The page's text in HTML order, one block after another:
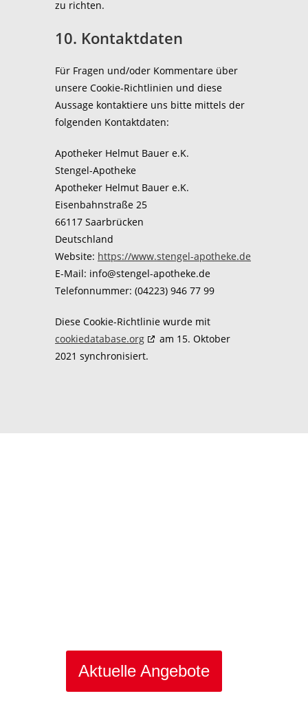
zu richten.
10. Kontaktdaten
Für Fragen und/oder Kommentare über
unsere Cookie-Richtlinien und diese
Aussage kontaktiere uns bitte mittels der
folgenden Kontaktdaten:
Apotheker Helmut Bauer e.K.
Stengel-Apotheke
Apotheker Helmut Bauer e.K.
Eisenbahnstraße 25
66117 Saarbrücken
Deutschland
Website: https://www.stengel-apotheke.de
E-Mail: info@stengel-apotheke.de
Telefonnummer: (04223) 946 77 99
Diese Cookie-Richtlinie wurde mit
cookiedatabase.org
am 15. Oktober
2021 synchronisiert.
Aktuelle Angebote